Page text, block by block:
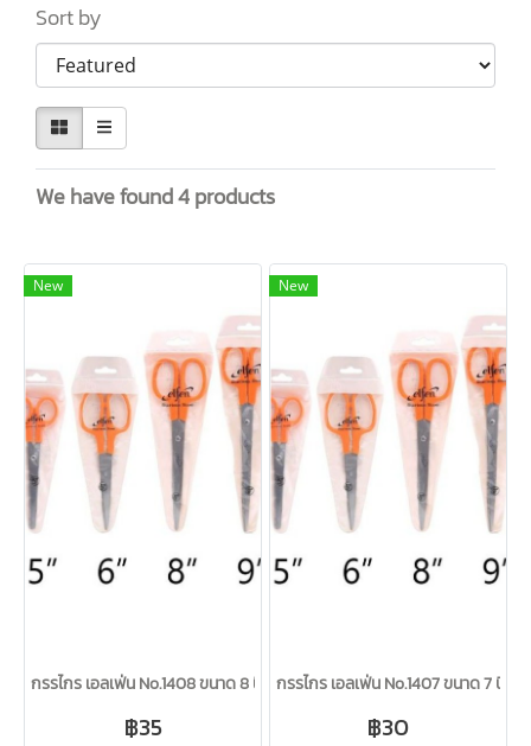
Sort by
We have found 4 products
New
กรรไกร เอลเฟ่น No.1408 ขนาด 8 นิ้ว
฿35
New
กรรไกร เอลเฟ่น No.1407 ขนาด 7 นิ้ว
฿30